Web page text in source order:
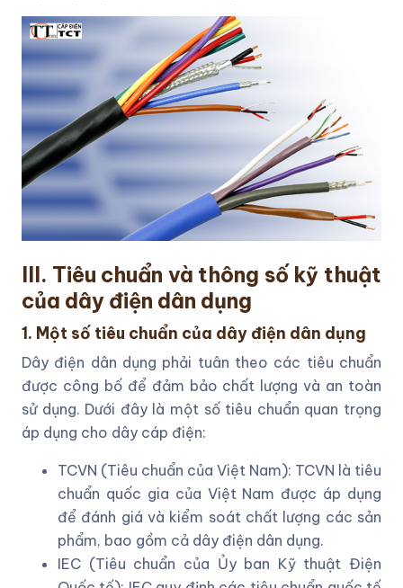
III. Tiêu chuẩn và thông số kỹ thuật
của dây điện dân dụng
1. Một số tiêu chuẩn của dây điện dân dụng
Dây điện dân dụng phải tuân theo các tiêu chuẩn
được công bố để đảm bảo chất lượng và an toàn
sử dụng. Dưới đây là một số tiêu chuẩn quan trọng
áp dụng cho dây cáp điện:
TCVN (Tiêu chuẩn của Việt Nam): TCVN là tiêu
chuẩn quốc gia của Việt Nam được áp dụng
để đánh giá và kiểm soát chất lượng các sản
phẩm, bao gồm cả dây điện dân dụng.
IEC (Tiêu chuẩn của Ủy ban Kỹ thuật Điện